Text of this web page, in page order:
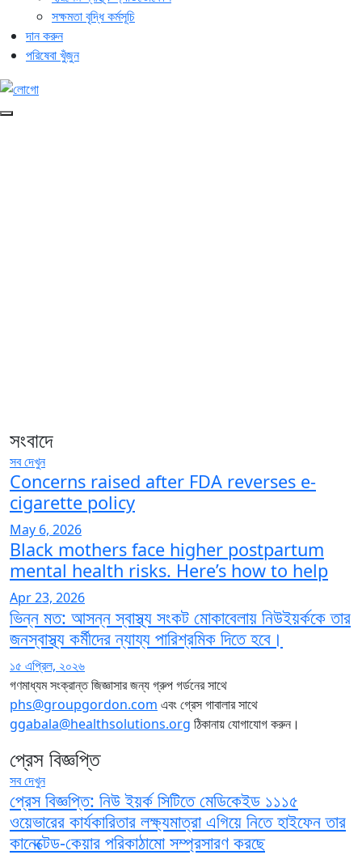
সক্ষমতা বৃদ্ধি কর্মসূচি
দান করুন
পরিষেবা খুঁজুন
সংবাদে
সব দেখুন
Concerns raised after FDA reverses e-
cigarette policy
May 6, 2026
Black mothers face higher postpartum
mental health risks. Here’s how to help
Apr 23, 2026
ভিন্ন মত: আসন্ন স্বাস্থ্য সংকট মোকাবেলায় নিউইয়র্ককে তার
জনস্বাস্থ্য কর্মীদের ন্যায্য পারিশ্রমিক দিতে হবে।
১৫ এপ্রিল, ২০২৬
গণমাধ্যম সংক্রান্ত জিজ্ঞাসার জন্য গ্রুপ গর্ডনের সাথে
phs@groupgordon.com এবং গ্রেস গাবালার সাথে
ggabala@healthsolutions.org ঠিকানায় যোগাযোগ করুন।
প্রেস বিজ্ঞপ্তি
সব দেখুন
প্রেস বিজ্ঞপ্তি: নিউ ইয়র্ক সিটিতে মেডিকেইড ১১১৫
ওয়েভারের কার্যকারিতার লক্ষ্যমাত্রা এগিয়ে নিতে হাইফেন তার
কানেক্টেড-কেয়ার পরিকাঠামো সম্প্রসারণ করছে